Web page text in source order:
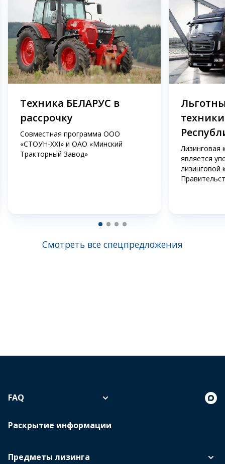
Техника БЕЛАРУС в
рассрочку
Совместная программа ООО
«СТОУН-XXI» и ОАО «Минский
Тракторный Завод»
Лизинговая
является
лизинговой
Смотреть все спецпредложения
Предметы лизинга
FAQ
Раскрытие информации